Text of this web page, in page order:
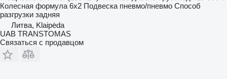
Колесная формула 6x2 Подвеска пневмо/пневмо Способ
разгрузки задняя
Литва, Klaipėda
UAB TRANSTOMAS
Связаться с продавцом